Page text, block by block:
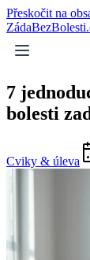
Přeskočit na
7
bolesti
Cviky & úleva